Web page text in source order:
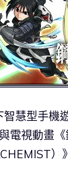
智慧型手機
電視動畫
）